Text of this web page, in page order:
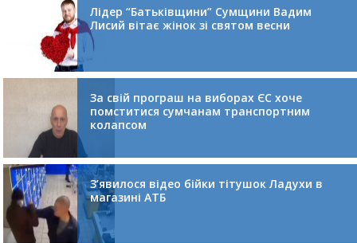
Лідер “Батьківщини” Сумщини Вадим
Лисий вітає жінок зі святом весни
За свій програш на виборах ЄС хоче
помститися сумчанам транспортним
колапсом
З’явилося відео бійки тітушок Ладухи в
магазині АТБ